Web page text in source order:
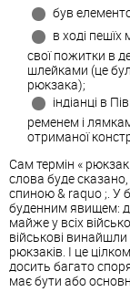
був
в ході пешїх
свої пожитки в
шлейками (це
рюкзака);
індіанці в
ременем і
отриманої
Сам термін « рюкзак
слова буде
спиною & raquo ;. У
буденним явищем:
майже у всіх
військові винайшли
рюкзаків. І це
досить багато
має бути або